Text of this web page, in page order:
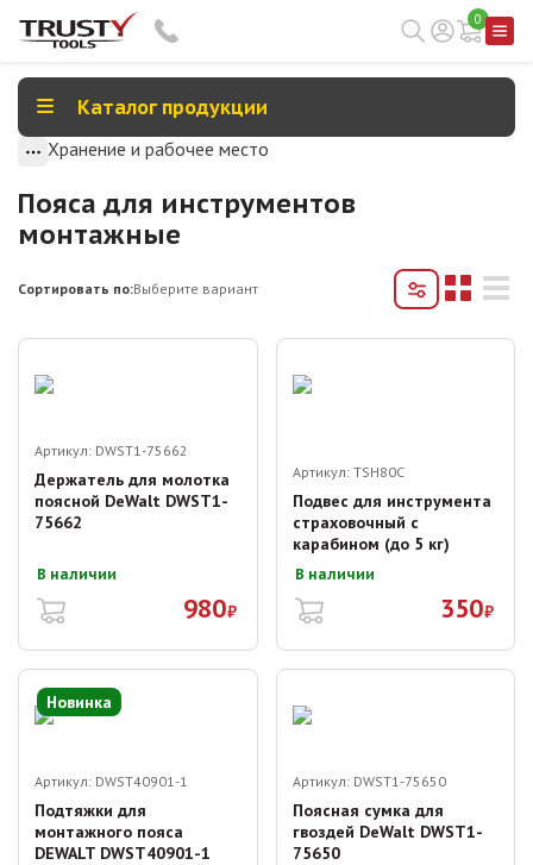
0
Каталог продукции
Хранение и рабочее место
Пояса для инструментов
монтажные
Сортировать по:Выберите вариант
Артикул: DWST1-75662
Держатель для молотка
поясной DeWalt DWST1-
75662
В наличии
980₽
Артикул: TSH80C
Подвес для инструмента
страховочный с
карабином (до 5 кг)
В наличии
350₽
Артикул: DWST40901-1
Подтяжки для
монтажного пояса
DEWALT DWST40901-1
Новинка
Артикул: DWST1-75650
Поясная сумка для
гвоздей DeWalt DWST1-
75650